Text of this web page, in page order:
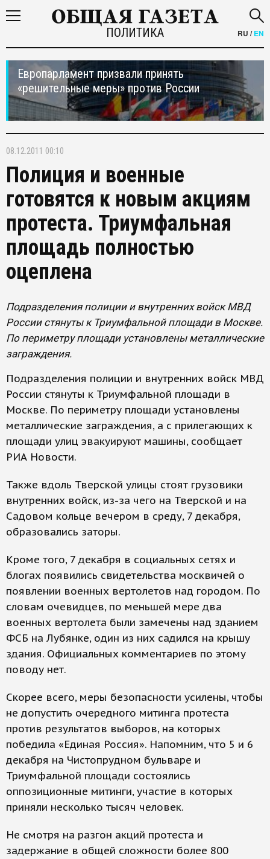
ПОЛИТИКА RU /EN
Европарламент призвали принять
«решительные меры» против России
08.12.2011 00:10
Полиция и военные
готовятся к новым акциям
протеста. Триумфальная
площадь полностью
оцеплена
Подразделения полиции и внутренних войск МВД
России стянуты к Триумфальной площади в Москве.
По периметру площади установлены металлические
заграждения.
Подразделения полиции и внутренних войск МВД
России стянуты к Триумфальной площади в
Москве. По периметру площади установлены
металлические заграждения, а с прилегающих к
площади улиц эвакуируют машины, сообщает
РИА Новости.
Также вдоль Тверской улицы стоят грузовики
внутренних войск, из-за чего на Тверской и на
Садовом кольце вечером в среду, 7 декабря,
образовались заторы.
Кроме того, 7 декабря в социальных сетях и
блогах появились свидетельства москвичей о
появлении военных вертолетов над городом. По
словам очевидцев, по меньшей мере два
военных вертолета были замечены над зданием
ФСБ на Лубянке, один из них садился на крышу
здания. Официальных комментариев по этому
поводу нет.
Скорее всего, меры безопасности усилены, чтобы
не допустить очередного митинга протеста
против результатов выборов, на которых
победила «Единая Россия». Напомним, что 5 и 6
декабря на Чистопрудном бульваре и
Триумфальной площади состоялись
оппозиционные митинги, участие в которых
приняли несколько тысяч человек.
Не смотря на разгон акций протеста и
задержание в общей сложности более 800